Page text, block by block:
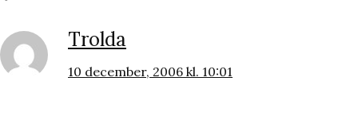
Trolda
10 december, 2006 kl. 10:01